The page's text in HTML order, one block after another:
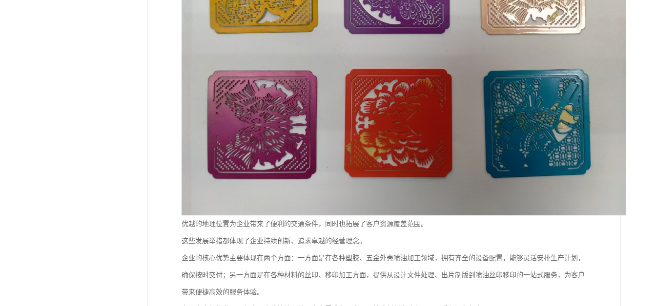
优越的地理位置为企业带来了便利的交通条件，同时也拓展了客户资源覆盖范围。
这些发展举措都体现了企业持续创新、追求卓越的经营理念。
企业的核心优势主要体现在两个方面：一方面是在各种塑胶、五金外壳喷油加工领域，拥有齐全的设备配置，能够灵活安排生产计划，
确保按时交付；另一方面是在各种材料的丝印、移印加工方面，提供从设计文件处理、出片制版到喷油丝印移印的一站式服务，为客户
带来便捷高效的服务体验。